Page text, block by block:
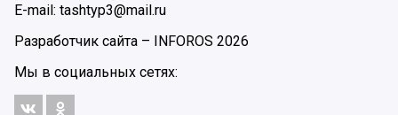
E-mail: tashtyp3@mail.ru
Разработчик сайта – INFOROS 2026
Мы в социальных сетях: